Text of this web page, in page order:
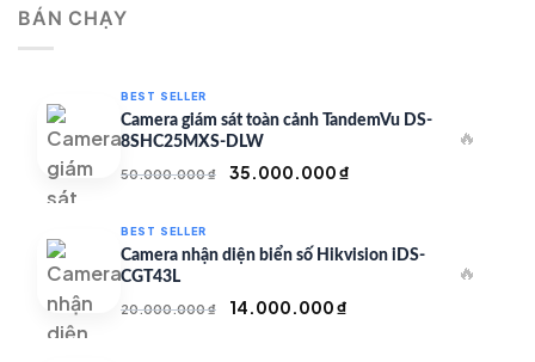
BÁN CHẠY
BEST SELLER
Camera giám sát toàn cảnh TandemVu DS-
8SHC25MXS-DLW
50.000.000₫
Giá
50.000.000 ₫.
35.000.000₫
là:
35.000.000 ₫.
🔥
BEST SELLER
Camera nhận diện biển số Hikvision iDS-
CGT43L
20.000.000₫
Giá
14.000.000₫
🔥